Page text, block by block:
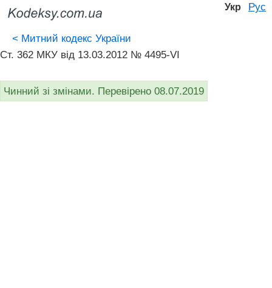
Укр Рус
< Митний кодекс України
Ст. 362 МКУ від 13.03.2012 № 4495-VI
Чинний зі змінами. Перевірено 08.07.2019